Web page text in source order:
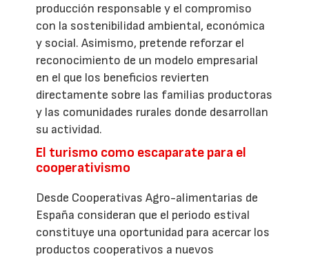
producción responsable y el compromiso
con la sostenibilidad ambiental, económica
y social. Asimismo, pretende reforzar el
reconocimiento de un modelo empresarial
en el que los beneficios revierten
directamente sobre las familias productoras
y las comunidades rurales donde desarrollan
su actividad.
El turismo como escaparate para el
cooperativismo
Desde Cooperativas Agro-alimentarias de
España consideran que el periodo estival
constituye una oportunidad para acercar los
productos cooperativos a nuevos